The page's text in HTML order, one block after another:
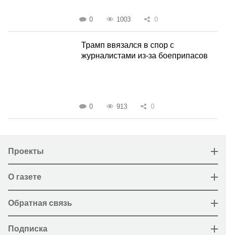
0 1003 0
Трамп ввязался в спор с
журналистами из-за боеприпасов
0 913 0
Проекты
О газете
Обратная связь
Подписка